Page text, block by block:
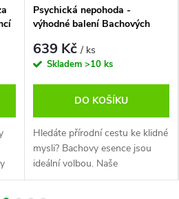
Psychická nepohoda -
výhodné balení Bachových
639 Kč/ ks
Skladem >10 ks
DO KOŠÍKU
Hledáte přírodní cestu ke klidné
mysli? Bachovy esence jsou
ideální volbou. Naše
antistresové kapky pomáhají při